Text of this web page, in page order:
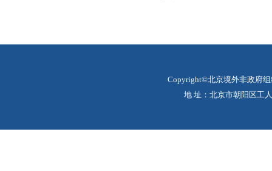
Copyright©北京境外非政府
地 址：北京市朝阳区工